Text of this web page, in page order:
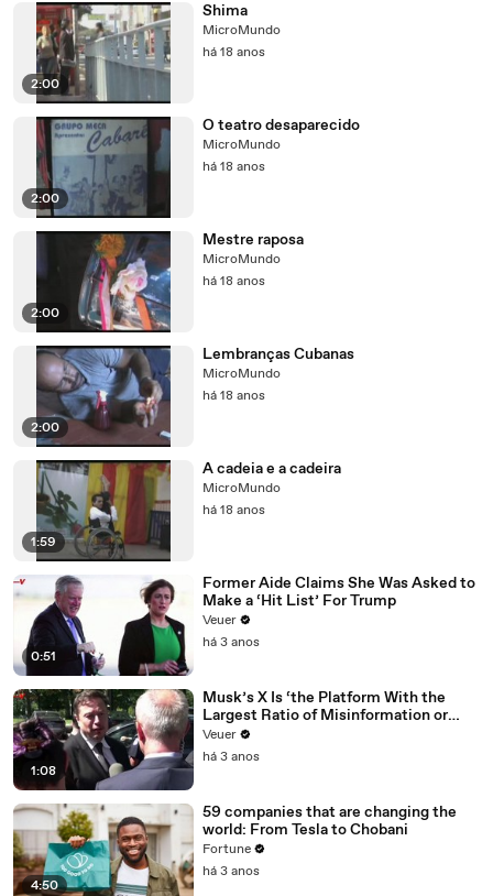
2:00
Shima
MicroMundo
há 18 anos
2:00
O teatro desaparecido
MicroMundo
há 18 anos
2:00
Mestre raposa
MicroMundo
há 18 anos
2:00
Lembranças Cubanas
MicroMundo
há 18 anos
1:59
A cadeia e a cadeira
MicroMundo
há 18 anos
0:51
Former Aide Claims She Was Asked to
Make a ‘Hit List’ For Trump
Veuer
há 3 anos
1:08
Musk’s X Is ‘the Platform With the
Largest Ratio of Misinformation or
Disinformation’ Amongst All Social
Media Platforms
Veuer
há 3 anos
4:50
59 companies that are changing the
world: From Tesla to Chobani
Fortune
há 3 anos